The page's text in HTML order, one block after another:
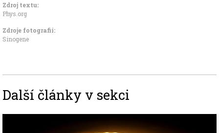
Zdroj textu:
Phys.org
Zdroje fotografii:
Sinogene
Další články v sekci